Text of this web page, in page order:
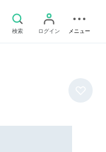
検索 ログイン メニュー